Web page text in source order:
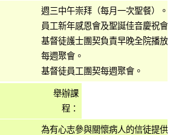
週三中午崇拜（每月一次聖餐）。
員工新年感恩會及聖誕佳音慶祝會
基督徒護士團契負責早晚全院播放
每週聚會。
基督徒員工團契每週聚會。
舉辦課
程：
為有心志參與關懷病人的信徒提供